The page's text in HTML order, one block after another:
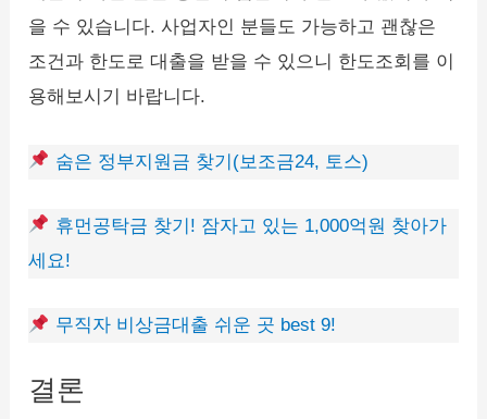
을 수 있습니다. 사업자인 분들도 가능하고 괜찮은
조건과 한도로 대출을 받을 수 있으니 한도조회를 이
용해보시기 바랍니다.
숨은 정부지원금 찾기(보조금24, 토스)
휴먼공탁금 찾기! 잠자고 있는 1,000억원 찾아가
세요!
무직자 비상금대출 쉬운 곳 best 9!
결론